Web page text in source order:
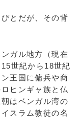
とだが、その背
ガル地方（現在
世紀から18世紀
王国に傭兵や商
ヒンギャ族と仏
はベンガル湾の
スラム教徒の名